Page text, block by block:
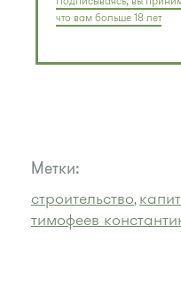
что вам больше 18 лет
Метки:
строительство,
тимофеев